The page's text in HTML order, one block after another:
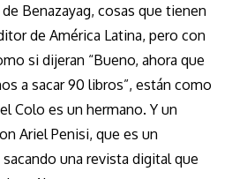
Benazayag, cosas que tienen
de América Latina, pero con
si dijeran “Bueno, ahora que
a sacar 90 libros”, están como
Colo es un hermano. Y un
Ariel Penisi, que es un
una revista digital que